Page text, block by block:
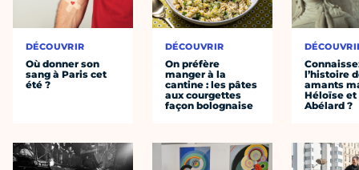
DÉCOUVRIR
Où donner son
sang à Paris cet
été ?
DÉCOUVRIR
On préfère
manger à la
cantine : les pâtes
aux courgettes
façon bolognaise
l’histoire
amants
Héloïse et
Abélard ?